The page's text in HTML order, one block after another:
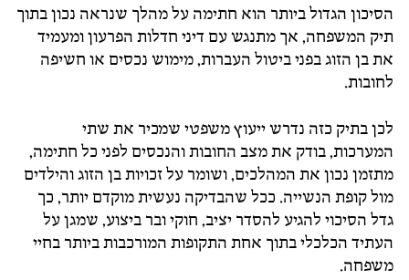
הסיכון הגדול ביותר הוא חתימה על מהלך שנראה נכון בתוך
תיק המשפחה, אך מתנגש עם דיני חדלות הפרעון ומעמיד
את בן הזוג בפני ביטול העברות, מימוש נכסים או חשיפה
לחובות.
לכן בתיק כזה נדרש ייעוץ משפטי שמכיר את שתי
המערכות, בודק את מצב החובות והנכסים לפני כל חתימה,
מתזמן נכון את המהלכים, ושומר על זכויות בן הזוג והילדים
מול קופת הנשייה. ככל שהבדיקה נעשית מוקדם יותר, כך
גדל הסיכוי להגיע להסדר יציב, חוקי ובר ביצוע, שמגן על
העתיד הכלכלי בתוך אחת התקופות המורכבות ביותר בחיי
משפחה.